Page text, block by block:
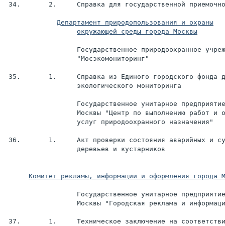
34.       2.     Справка для государственной
окружающей среды города Москвы
Государственное природоохранное
                  "Мосэкомониторинг"
35.       1.     Справка из Единого городского фонда
                  экологического мониторинга
Государственное унитарное
Москвы "Центр по выполнению работ и
                  услуг природоохранного назначения"
36.       1.     Акт проверки состояния аварийных и
                  деревьев и кустарников
Комитет рекламы, информации и оформления города
Государственное унитарное
Москвы "Городская реклама и
37.       1.     Техническое заключение на